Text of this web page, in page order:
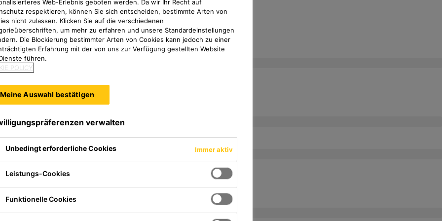
anzuzeigen.
|P|Q|R|S|T|U|V|W| XYZ
A
B
C
Web-Erlebnis geboten werden. Da wir Ihr Recht auf
respektieren, können Sie sich entscheiden, bestimmte Arten von
nicht zulassen. Klicken Sie auf die verschiedenen
um mehr zu erfahren und unsere Standardeinstellungen
Die Blockierung bestimmter Arten von Cookies kann jedoch zu einer
Erfahrung mit der von uns zur Verfügung gestellten Website
führen.
POLICY
Meine Auswahl bestätigen
verwalten
Unbedingt erforderliche Cookies Immer aktiv
Leistungs-Cookies
Funktionelle Cookies